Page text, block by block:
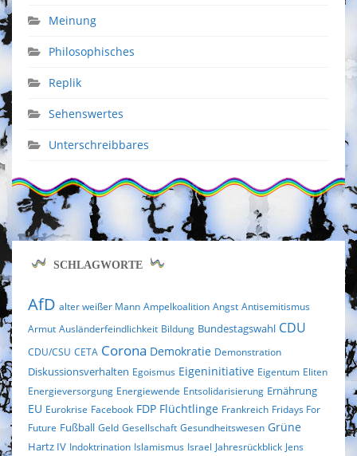
Meinung
Philosophisches
Replik
Sehenswertes
Unterschreibbares
SCHLAGWORTE
AfD alter weißer Mann Ampelkoalition Angst Antisemitismus
Armut Ausländerfeindlichkeit Bildung Bundestagswahl CDU
CDU/CSU CETA Corona Demokratie Demonstration
Diskussionsverhalten Egoismus Eigeninitiative Eigentum Eliten
Energieversorgung Energiewende Entsolidarisierung Ernährung
EU Eurokrise Facebook FDP Flüchtlinge Frankreich Fridays For
Future Fußball Geld Gesellschaft Gesundheitswesen Grüne
Hartz IV Indoktrination Islamismus Israel Jahresrückblick Jens